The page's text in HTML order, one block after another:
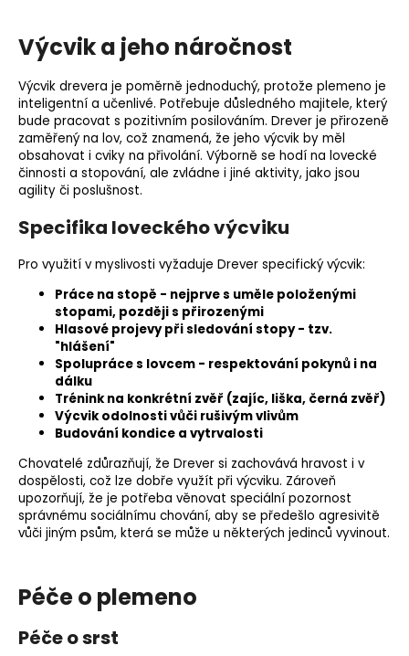
Výcvik a jeho náročnost
Výcvik drevera je poměrně jednoduchý, protože plemeno je
inteligentní a učenlivé. Potřebuje důsledného majitele, který
bude pracovat s pozitivním posilováním. Drever je přirozeně
zaměřený na lov, což znamená, že jeho výcvik by měl
obsahovat i cviky na přivolání. Výborně se hodí na lovecké
činnosti a stopování, ale zvládne i jiné aktivity, jako jsou
agility či poslušnost.
Specifika loveckého výcviku
Pro využití v myslivosti vyžaduje Drever specifický výcvik:
Práce na stopě - nejprve s uměle položenými
stopami, později s přirozenými
Hlasové projevy při sledování stopy - tzv.
"hlášení"
Spolupráce s lovcem - respektování pokynů i na
dálku
Trénink na konkrétní zvěř (zajíc, liška, černá zvěř)
Výcvik odolnosti vůči rušivým vlivům
Budování kondice a vytrvalosti
Chovatelé zdůrazňují, že Drever si zachovává hravost i v
dospělosti, což lze dobře využít při výcviku. Zároveň
upozorňují, že je potřeba věnovat speciální pozornost
správnému sociálnímu chování, aby se předešlo agresivitě
vůči jiným psům, která se může u některých jedinců vyvinout.
Péče o plemeno
Péče o srst